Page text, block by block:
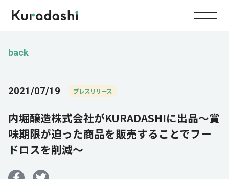
Top
Service
Food
Energy
Impact
Company
back
2021/07/19 プレスリリース
内堀醸造株式会社がKURADASHIに出品～賞
味期限が迫った商品を販売することでフー
ドロスを削減～